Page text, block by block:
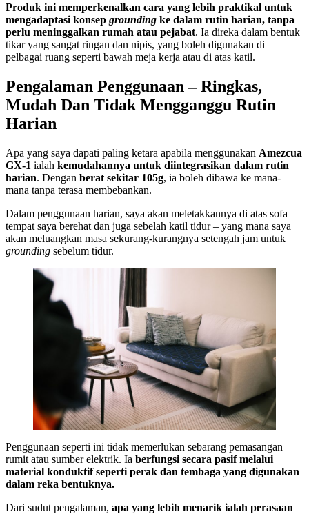
Produk ini memperkenalkan cara yang lebih praktikal untuk
mengadaptasi konsep grounding ke dalam rutin harian, tanpa
perlu meninggalkan rumah atau pejabat. Ia direka dalam bentuk
tikar yang sangat ringan dan nipis, yang boleh digunakan di
pelbagai ruang seperti bawah meja kerja atau di atas katil.
Pengalaman Penggunaan – Ringkas,
Mudah Dan Tidak Mengganggu Rutin
Harian
Apa yang saya dapati paling ketara apabila menggunakan Amezcua
GX-1 ialah kemudahannya untuk diintegrasikan dalam rutin
harian. Dengan berat sekitar 105g, ia boleh dibawa ke mana-
mana tanpa terasa membebankan.
Dalam penggunaan harian, saya akan meletakkannya di atas sofa
tempat saya berehat dan juga sebelah katil tidur – yang mana saya
akan meluangkan masa sekurang-kurangnya setengah jam untuk
grounding sebelum tidur.
Penggunaan seperti ini tidak memerlukan sebarang pemasangan
rumit atau sumber elektrik. Ia berfungsi secara pasif melalui
material konduktif seperti perak dan tembaga yang digunakan
dalam reka bentuknya.
Dari sudut pengalaman, apa yang lebih menarik ialah perasaan